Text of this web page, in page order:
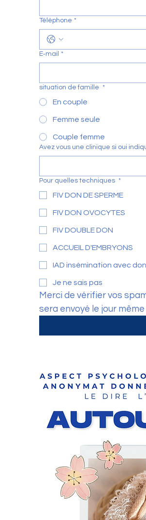
Téléphone *
E‑mail *
situation de famille *
En couple
Femme seule
Couple femme
Avez vous une clinique si oui
Pour quelles techniques *
FIV DON DE SPERME
FIV DON OVOCYTES
FIV DOUBLE DON
ACCUEIL D'EMBRYONS
IAD insémination avec
Je ne sais pas
Merci de vérifier vos